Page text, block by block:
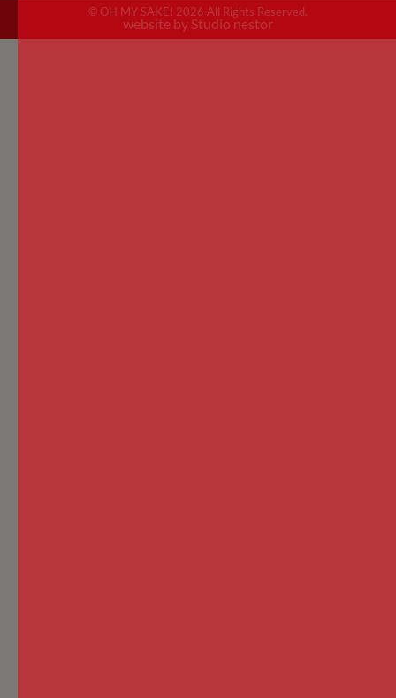
© OH MY SAKE! 2026 All Rights Reserved.
website by Studio nestor